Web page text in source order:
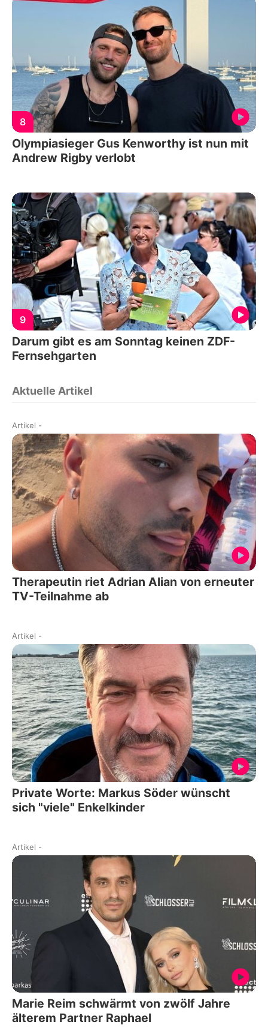
8
Olympiasieger Gus Kenworthy ist nun mit
Andrew Rigby verlobt
9
Darum gibt es am Sonntag keinen ZDF-
Fernsehgarten
Aktuelle Artikel
Artikel -
Therapeutin riet Adrian Alian von erneuter
TV-Teilnahme ab
Artikel -
Private Worte: Markus Söder wünscht
sich "viele" Enkelkinder
Artikel -
Marie Reim schwärmt von zwölf Jahre
älterem Partner Raphael